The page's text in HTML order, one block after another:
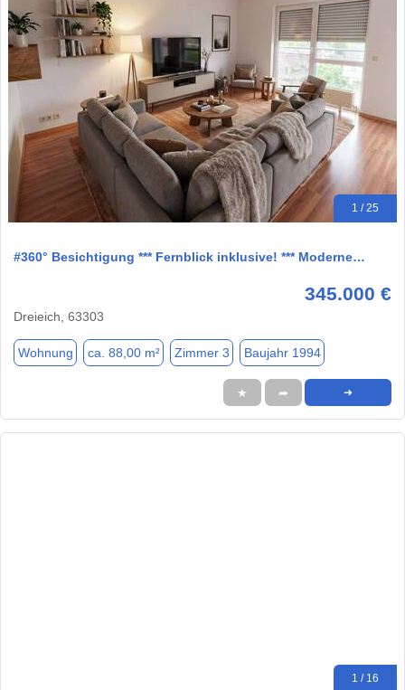
1 / 25
#360° Besichtigung *** Fernblick inklusive! *** Moderne…
345.000 €
Dreieich, 63303
Wohnung ca. 88,00 m² Zimmer 3 Baujahr 1994
★ ➦ ➜
1 / 16